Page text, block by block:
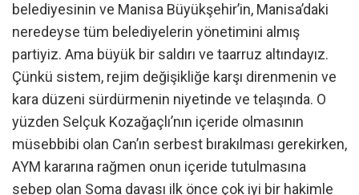
belediyesinin ve Manisa Büyükşehir’in, Manisa’daki
neredeyse tüm belediyelerin yönetimini almış
partiyiz. Ama büyük bir saldırı ve taarruz altındayız.
Çünkü sistem, rejim değişikliğe karşı direnmenin ve
kara düzeni sürdürmenin niyetinde ve telaşında. O
yüzden Selçuk Kozağaçlı’nın içeride olmasının
müsebbibi olan Can’ın serbest bırakılması gerekirken,
AYM kararına rağmen onun içeride tutulmasına
sebep olan Soma davası ilk önce çok iyi bir hakimle